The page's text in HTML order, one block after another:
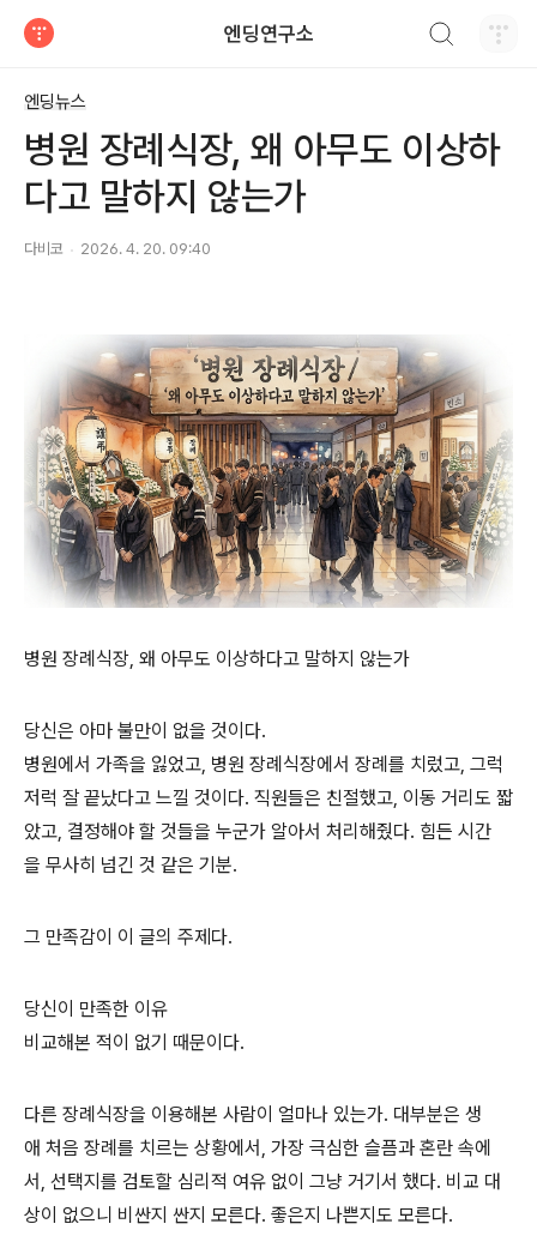
엔딩연구소
엔딩뉴스
병원 장례식장, 왜 아무도 이상하
다고 말하지 않는가
다비코 2026. 4. 20. 09:40
병원 장례식장, 왜 아무도 이상하다고 말하지 않는가
당신은 아마 불만이 없을 것이다.
병원에서 가족을 잃었고, 병원 장례식장에서 장례를 치렀고, 그럭
저럭 잘 끝났다고 느낄 것이다. 직원들은 친절했고, 이동 거리도 짧
았고, 결정해야 할 것들을 누군가 알아서 처리해줬다. 힘든 시간
을 무사히 넘긴 것 같은 기분.
그 만족감이 이 글의 주제다.
당신이 만족한 이유
비교해본 적이 없기 때문이다.
다른 장례식장을 이용해본 사람이 얼마나 있는가. 대부분은 생
애 처음 장례를 치르는 상황에서, 가장 극심한 슬픔과 혼란 속에
서, 선택지를 검토할 심리적 여유 없이 그냥 거기서 했다. 비교 대
상이 없으니 비싼지 싼지 모른다. 좋은지 나쁜지도 모른다.